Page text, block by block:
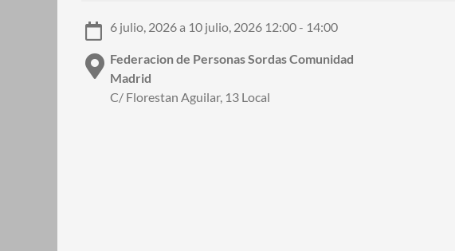
6 julio, 2026 a 10 julio, 2026 12:00 - 14:00
Federacion de Personas Sordas Comunidad
Madrid
C/ Florestan Aguilar, 13 Local